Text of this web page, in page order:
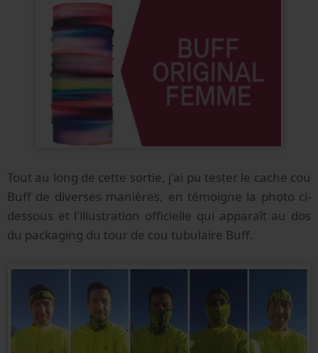
Tout au long de cette sortie, j'ai pu tester le cache cou
Buff de diverses manières, en témoigne la photo ci-
dessous et l'illustration officielle qui apparaît au dos
du packaging du tour de cou tubulaire Buff.